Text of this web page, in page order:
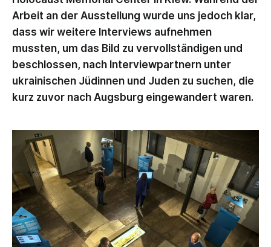
Arbeit an der Ausstellung wurde uns jedoch klar,
dass wir weitere Interviews aufnehmen
mussten, um das Bild zu vervollständigen und
beschlossen, nach Interviewpartnern unter
ukrainischen Jüdinnen und Juden zu suchen, die
kurz zuvor nach Augsburg eingewandert waren.